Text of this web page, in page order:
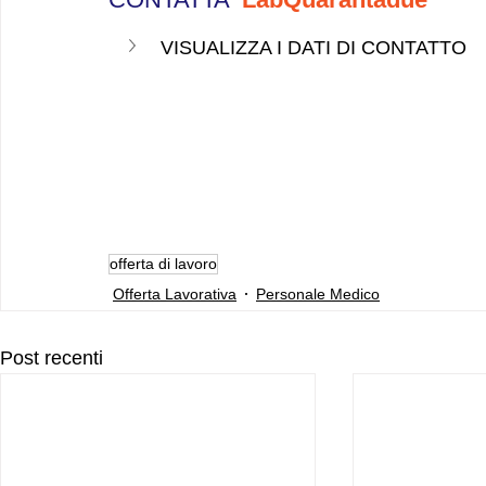
VISUALIZZA I DATI DI CONTATTO
offerta di lavoro
Offerta Lavorativa
Personale Medico
Post recenti